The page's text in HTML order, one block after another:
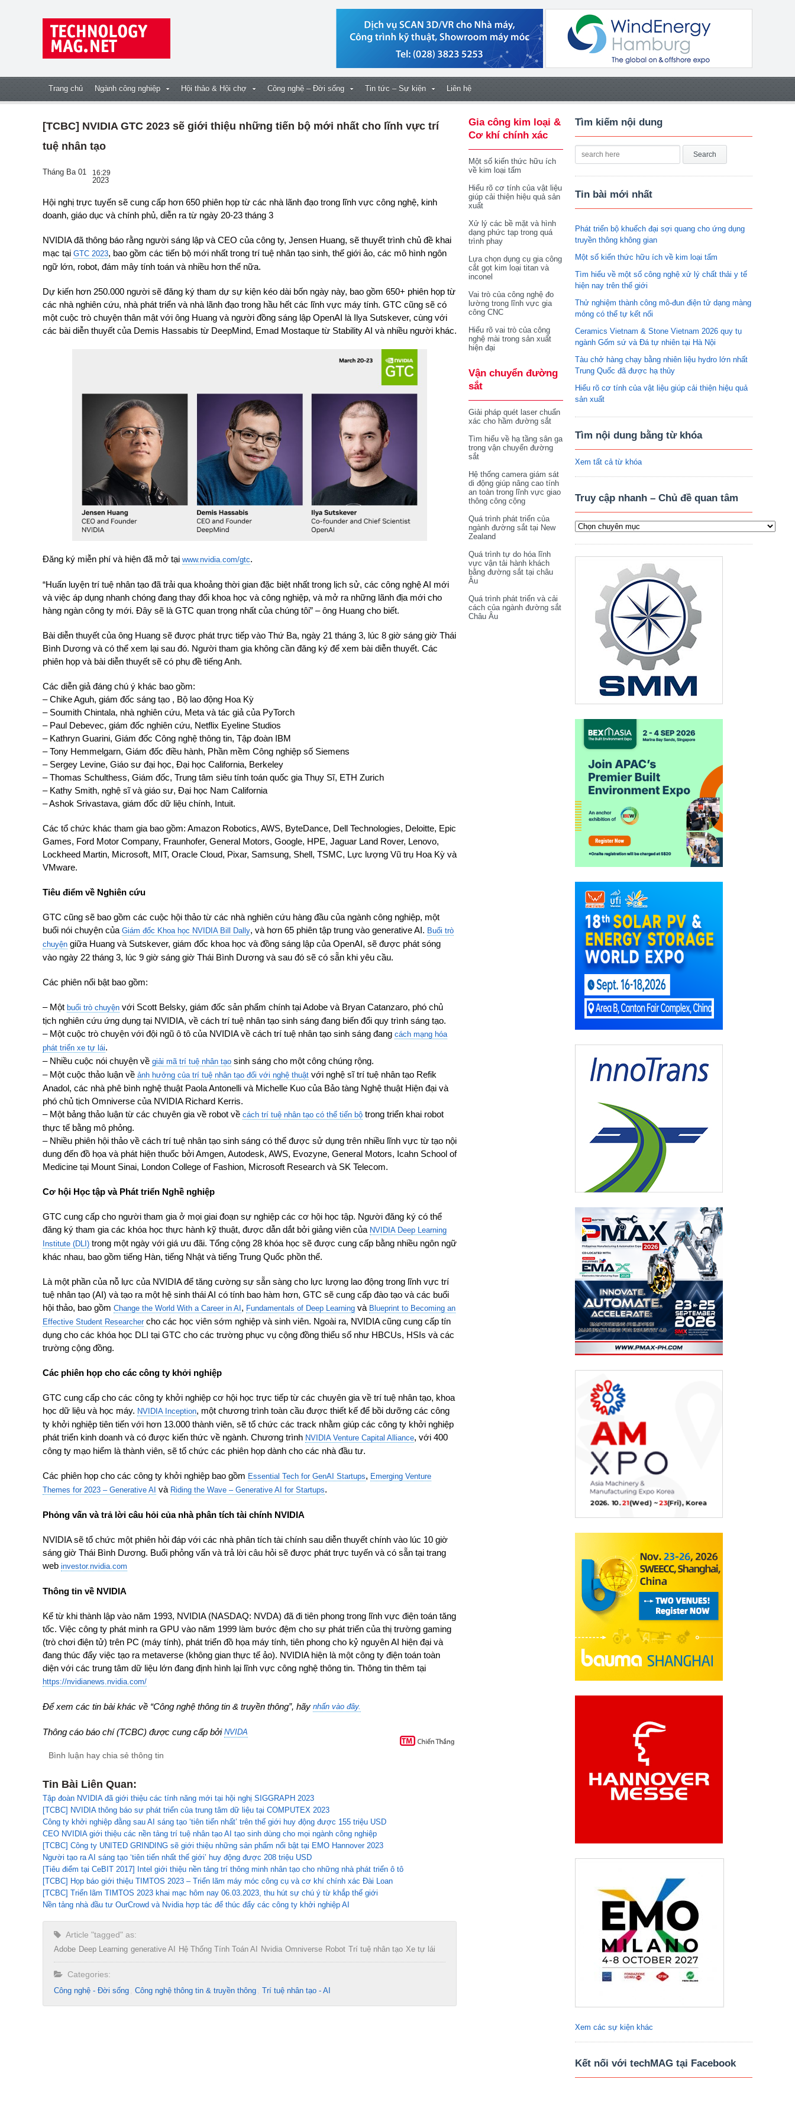
Trang chủ Ngành công nghiệp Hội thảo & Hội chợ Công nghệ – Đời sống Tin tức – Sự kiện Liên hệ
[TCBC] NVIDIA GTC 2023 sẽ giới thiệu những tiến bộ mới nhất cho lĩnh vực trí
tuệ nhân tạo
Tháng Ba 01 16:29
2023
Hội nghị trực tuyến sẽ cung cấp hơn 650 phiên họp từ các nhà lãnh đạo trong lĩnh vực công nghệ, kinh
doanh, giáo dục và chính phủ, diễn ra từ ngày 20-23 tháng 3
NVIDIA đã thông báo rằng người sáng lập và CEO của công ty, Jensen Huang, sẽ thuyết trình chủ đề khai
mạc tại GTC 2023, bao gồm các tiến bộ mới nhất trong trí tuệ nhân tạo sinh, thế giới ảo, các mô hình ngôn
ngữ lớn, robot, đám mây tính toán và nhiều hơn thế nữa.
Dự kiến hơn 250.000 người sẽ đăng ký tham dự sự kiện kéo dài bốn ngày này, bao gồm 650+ phiên họp từ
các nhà nghiên cứu, nhà phát triển và nhà lãnh đạo trong hầu hết các lĩnh vực máy tính. GTC cũng sẽ có
một cuộc trò chuyện thân mật với ông Huang và người đồng sáng lập OpenAI là Ilya Sutskever, cùng với
các bài diễn thuyết của Demis Hassabis từ DeepMind, Emad Mostaque từ Stability AI và nhiều người khác.
Đăng ký miễn phí và hiện đã mở tại www.nvidia.com/gtc.
“Huấn luyện trí tuệ nhân tạo đã trải qua khoảng thời gian đặc biệt nhất trong lịch sử, các công nghệ AI mới
và việc áp dụng nhanh chóng đang thay đổi khoa học và công nghiệp, và mở ra những lãnh địa mới cho
hàng ngàn công ty mới. Đây sẽ là GTC quan trọng nhất của chúng tôi” – ông Huang cho biết.
Bài diễn thuyết của ông Huang sẽ được phát trực tiếp vào Thứ Ba, ngày 21 tháng 3, lúc 8 giờ sáng giờ Thái
Bình Dương và có thể xem lại sau đó. Người tham gia không cần đăng ký để xem bài diễn thuyết. Các
phiên họp và bài diễn thuyết sẽ có phụ đề tiếng Anh.
Các diễn giả đáng chú ý khác bao gồm:
– Chike Aguh, giám đốc sáng tạo , Bộ lao động Hoa Kỳ
– Soumith Chintala, nhà nghiên cứu, Meta và tác giả của PyTorch
– Paul Debevec, giám đốc nghiên cứu, Netflix Eyeline Studios
– Kathryn Guarini, Giám đốc Công nghệ thông tin, Tập đoàn IBM
– Tony Hemmelgarn, Giám đốc điều hành, Phần mềm Công nghiệp số Siemens
– Sergey Levine, Giáo sư đại học, Đại học California, Berkeley
– Thomas Schulthess, Giám đốc, Trung tâm siêu tính toán quốc gia Thụy Sĩ, ETH Zurich
– Kathy Smith, nghệ sĩ và giáo sư, Đại học Nam California
– Ashok Srivastava, giám đốc dữ liệu chính, Intuit.
Các tổ chức khác tham gia bao gồm: Amazon Robotics, AWS, ByteDance, Dell Technologies, Deloitte, Epic
Games, Ford Motor Company, Fraunhofer, General Motors, Google, HPE, Jaguar Land Rover, Lenovo,
Lockheed Martin, Microsoft, MIT, Oracle Cloud, Pixar, Samsung, Shell, TSMC, Lực lượng Vũ trụ Hoa Kỳ và
VMware.
Tiêu điểm về Nghiên cứu
GTC cũng sẽ bao gồm các cuộc hội thảo từ các nhà nghiên cứu hàng đầu của ngành công nghiệp, một
buổi nói chuyện của Giám đốc Khoa học NVIDIA Bill Dally, và hơn 65 phiên tập trung vào generative AI. Buổi trò
chuyện giữa Huang và Sutskever, giám đốc khoa học và đồng sáng lập của OpenAI, sẽ được phát sóng
vào ngày 22 tháng 3, lúc 9 giờ sáng giờ Thái Bình Dương và sau đó sẽ có sẵn khi yêu cầu.
Các phiên nổi bật bao gồm:
– Một buổi trò chuyện với Scott Belsky, giám đốc sản phẩm chính tại Adobe và Bryan Catanzaro, phó chủ
tịch nghiên cứu ứng dụng tại NVIDIA, về cách trí tuệ nhân tạo sinh sáng đang biến đổi quy trình sáng tạo.
– Một cuộc trò chuyện với đội ngũ ô tô của NVIDIA về cách trí tuệ nhân tạo sinh sáng đang cách mạng hóa
phát triển xe tự lái.
– Nhiều cuộc nói chuyện về giải mã trí tuệ nhân tạo sinh sáng cho một công chúng rộng.
– Một cuộc thảo luận về ảnh hưởng của trí tuệ nhân tạo đối với nghệ thuật với nghệ sĩ trí tuệ nhân tạo Refik
Anadol, các nhà phê bình nghệ thuật Paola Antonelli và Michelle Kuo của Bảo tàng Nghệ thuật Hiện đại và
phó chủ tịch Omniverse của NVIDIA Richard Kerris.
– Một bảng thảo luận từ các chuyên gia về robot về cách trí tuệ nhân tạo có thể tiến bộ trong triển khai robot
thực tế bằng mô phỏng.
– Nhiều phiên hội thảo về cách trí tuệ nhân tạo sinh sáng có thể được sử dụng trên nhiều lĩnh vực từ tạo nội
dung đến đồ họa và phát hiện thuốc bởi Amgen, Autodesk, AWS, Evozyne, General Motors, Icahn School of
Medicine tại Mount Sinai, London College of Fashion, Microsoft Research và SK Telecom.
Cơ hội Học tập và Phát triển Nghề nghiệp
GTC cung cấp cho người tham gia ở mọi giai đoạn sự nghiệp các cơ hội học tập. Người đăng ký có thể
đăng ký tham gia các khóa học thực hành kỹ thuật, được dẫn dắt bởi giảng viên của NVIDIA Deep Learning
Institute (DLI) trong một ngày với giá ưu đãi. Tổng cộng 28 khóa học sẽ được cung cấp bằng nhiều ngôn ngữ
khác nhau, bao gồm tiếng Hàn, tiếng Nhật và tiếng Trung Quốc phồn thể.
Là một phần của nỗ lực của NVIDIA để tăng cường sự sẵn sàng cho lực lượng lao động trong lĩnh vực trí
tuệ nhân tạo (AI) và tạo ra một hệ sinh thái AI có tính bao hàm hơn, GTC sẽ cung cấp đào tạo và các buổi
hội thảo, bao gồm Change the World With a Career in AI , Fundamentals of Deep Learning và Blueprint to Becoming an
Effective Student Researchercho các học viên sớm nghiệp và sinh viên. Ngoài ra, NVIDIA cũng cung cấp tín
dụng cho các khóa học DLI tại GTC cho các trường phục vụ cộng đồng thiểu số như HBCUs, HSIs và các
trường cộng đồng.
Các phiên họp cho các công ty khởi nghiệp
GTC cung cấp cho các công ty khởi nghiệp cơ hội học trực tiếp từ các chuyên gia về trí tuệ nhân tạo, khoa
học dữ liệu và học máy. NVIDIA Inception, một chương trình toàn cầu được thiết kế để bồi dưỡng các công
ty khởi nghiệp tiên tiến với hơn 13.000 thành viên, sẽ tổ chức các track nhằm giúp các công ty khởi nghiệp
phát triển kinh doanh và có được kiến thức về ngành. Chương trình NVIDIA Venture Capital Alliance, với 400
công ty mạo hiểm là thành viên, sẽ tổ chức các phiên họp dành cho các nhà đầu tư.
Các phiên họp cho các công ty khởi nghiệp bao gồm Essential Tech for GenAI Startups, Emerging Venture
Themes for 2023 – Generative AI và Riding the Wave – Generative AI for Startups.
Phỏng vấn và trả lời câu hỏi của nhà phân tích tài chính NVIDIA
NVIDIA sẽ tổ chức một phiên hỏi đáp với các nhà phân tích tài chính sau diễn thuyết chính vào lúc 10 giờ
sáng giờ Thái Bình Dương. Buổi phỏng vấn và trả lời câu hỏi sẽ được phát trực tuyến và có sẵn tại trang
web investor.nvidia.com
Thông tin về NVIDIA
Kể từ khi thành lập vào năm 1993, NVIDIA (NASDAQ: NVDA) đã đi tiên phong trong lĩnh vực điện toán tăng
tốc. Việc công ty phát minh ra GPU vào năm 1999 làm bước đệm cho sự phát triển của thị trường gaming
(trò chơi điện tử) trên PC (máy tính), phát triển đồ họa máy tính, tiên phong cho kỷ nguyên AI hiện đại và
đang thúc đẩy việc tạo ra metaverse (không gian thực tế ảo). NVIDIA hiện là một công ty điện toán toàn
diện với các trung tâm dữ liệu lớn đang định hình lại lĩnh vực công nghệ thông tin. Thông tin thêm tại
https://nvidianews.nvidia.com/
Để xem các tin bài khác về “Công nghệ thông tin & truyền thông”, hãy nhấn vào đây.
Thông cáo báo chí (TCBC) được cung cấp bởi NVIDA
Bình luận hay chia sẻ thông tin
Tin Bài Liên Quan:
Tập đoàn NVIDIA đã giới thiệu các tính năng mới tại hội nghị SIGGRAPH 2023
[TCBC] NVIDIA thông báo sự phát triển của trung tâm dữ liệu tại COMPUTEX 2023
Công ty khởi nghiệp đằng sau AI sáng tạo ‘tiên tiến nhất’ trên thế giới huy động được 155 triệu USD
CEO NVIDIA giới thiệu các nền tảng trí tuệ nhân tạo AI tạo sinh dùng cho mọi ngành công nghiệp
[TCBC] Công ty UNITED GRINDING sẽ giới thiệu những sản phẩm nổi bật tại EMO Hannover 2023
Người tạo ra AI sáng tạo ‘tiên tiến nhất thế giới’ huy động được 208 triệu USD
[Tiêu điểm tại CeBIT 2017] Intel giới thiệu nền tảng trí thông minh nhân tạo cho những nhà phát triển ô tô
[TCBC] Họp báo giới thiệu TIMTOS 2023 – Triển lãm máy móc công cụ và cơ khí chính xác Đài Loan
[TCBC] Triển lãm TIMTOS 2023 khai mạc hôm nay 06.03.2023, thu hút sự chú ý từ khắp thế giới
Nền tảng nhà đầu tư OurCrowd và Nvidia hợp tác để thúc đẩy các công ty khởi nghiệp AI
Article "tagged" as:
Adobe Deep Learning generative AI Hệ Thống Tính Toán AI Nvidia Omniverse Robot Trí tuệ nhân tạo Xe tự lái
Categories:
Công nghệ - Đời sống Công nghệ thông tin & truyền thông Trí tuệ nhân tạo - AI
Gia công kim loại &
Cơ khí chính xác
Một số kiến thức hữu ích
về kim loại tấm
Hiểu rõ cơ tính của vật liệu
giúp cải thiện hiệu quả sản
xuất
Xử lý các bề mặt và hình
dạng phức tạp trong quá
trình phay
Lựa chọn dụng cụ gia công
cắt gọt kim loại titan và
inconel
Vai trò của công nghệ đo
lường trong lĩnh vực gia
công CNC
Hiểu rõ vai trò của công
nghệ mài trong sản xuất
hiện đại
Vận chuyển đường
sắt
Giải pháp quét laser chuẩn
xác cho hầm đường sắt
Tìm hiểu về hạ tầng sân ga
trong vận chuyển đường
sắt
Hệ thống camera giám sát
di động giúp nâng cao tính
an toàn trong lĩnh vực giao
thông công cộng
Quá trình phát triển của
ngành đường sắt tại New
Zealand
Quá trình tự do hóa lĩnh
vực vận tải hành khách
bằng đường sắt tại châu
Âu
Quá trình phát triển và cải
cách của ngành đường sắt
Châu Âu
Tìm kiếm nội dung
Tin bài mới nhất
Phát triển bộ khuếch đại sợi quang cho ứng dụng
truyền thông không gian
Một số kiến thức hữu ích về kim loại tấm
Tìm hiểu về một số công nghệ xử lý chất thải y tế
hiện nay trên thế giới
Thử nghiệm thành công mô-đun điện tử dạng màng
mỏng có thể tự kết nối
Ceramics Vietnam & Stone Vietnam 2026 quy tụ
ngành Gốm sứ và Đá tự nhiên tại Hà Nội
Tàu chở hàng chạy bằng nhiên liệu hydro lớn nhất
Trung Quốc đã được hạ thủy
Hiểu rõ cơ tính của vật liệu giúp cải thiện hiệu quả
sản xuất
Tìm nội dung bằng từ khóa
Xem tất cả từ khóa
Truy cập nhanh – Chủ đề quan tâm
Xem các sự kiện khác
Kết nối với techMAG tại Facebook